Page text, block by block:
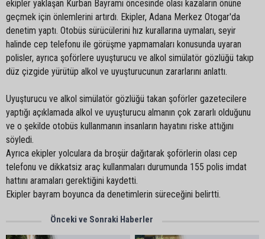
ekipler yaklaşan Kurban Bayramı öncesinde olası kazaların önüne
geçmek için önlemlerini artırdı. Ekipler, Adana Merkez Otogar'da
denetim yaptı. Otobüs sürücülerini hız kurallarına uymaları, seyir
halinde cep telefonu ile görüşme yapmamaları konusunda uyaran
polisler, ayrıca şoförlere uyuşturucu ve alkol simülatör gözlüğü takıp
düz çizgide yürütüp alkol ve uyuşturucunun zararlarını anlattı.
Uyuşturucu ve alkol simülatör gözlüğü takan şoförler gazetecilere
yaptığı açıklamada alkol ve uyuşturucu almanın çok zararlı olduğunu
ve o şekilde otobüs kullanmanın insanların hayatını riske attığını
söyledi.
Ayrıca ekipler yolculara da broşür dağıtarak şoförlerin olası cep
telefonu ve dikkatsiz araç kullanmaları durumunda 155 polis imdat
hattını aramaları gerektiğini kaydetti.
Ekipler bayram boyunca da denetimlerin süreceğini belirtti.
Önceki ve Sonraki Haberler